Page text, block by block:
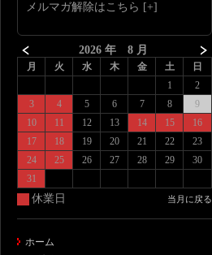
メルマガ解除はこちら
2026 年 8 月
月 火 水 木 金 土
日
1
2
3
4 5 6 7 8
9
10
11 12 13 14 15
16
17
18 19 20 21 22
23
24
25 26 27 28 29
30
31
休業日 当月に戻る
ホーム